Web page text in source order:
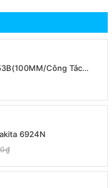
Công Tắc
6924N